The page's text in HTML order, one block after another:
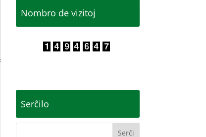
Nombro de vizitoj
Serĉilo